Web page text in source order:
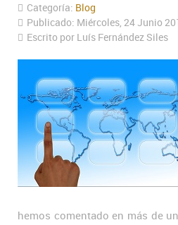
Categoría: Blog
Publicado: Miércoles, 24 Junio
Escrito por Luís Fernández Siles
hemos comentado en más de